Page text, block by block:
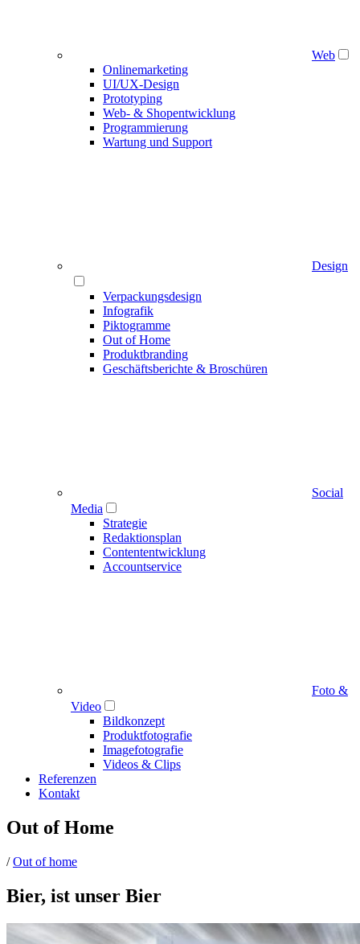
Web
Onlinemarketing
UI/UX-Design
Prototyping
Web- & Shopentwicklung
Programmierung
Wartung und Support
Design
Verpackungsdesign
Infografik
Piktogramme
Out of Home
Produktbranding
Geschäftsberichte & Broschüren
Social
Media
Strategie
Redaktionsplan
Contententwicklung
Accountservice
Foto &
Video
Bildkonzept
Produktfotografie
Imagefotografie
Videos & Clips
Referenzen
Kontakt
Out of Home
/Out of home
Bier, ist unser Bier